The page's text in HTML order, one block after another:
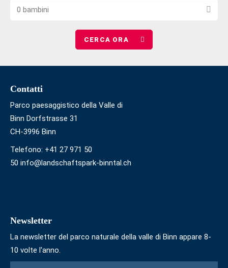
notti
numero
Scegli
0 bambini
Footer
Contatti
Parco paesaggistico della Valle di
Binn Dorfstrasse 31
CH-3996 Binn
Telefono: +41 27 971 50
50 info@landschaftspark-binntal.ch
Newsletter
La newsletter del parco naturale della valle di Binn appare 8-
10 volte l'anno.